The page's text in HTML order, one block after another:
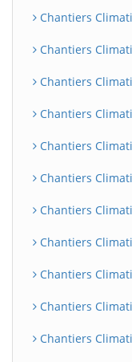
Chantiers
Chantiers
Chantiers
Chantiers
Chantiers
Chantiers
Chantiers
Chantiers
Chantiers
Chantiers
Chantiers